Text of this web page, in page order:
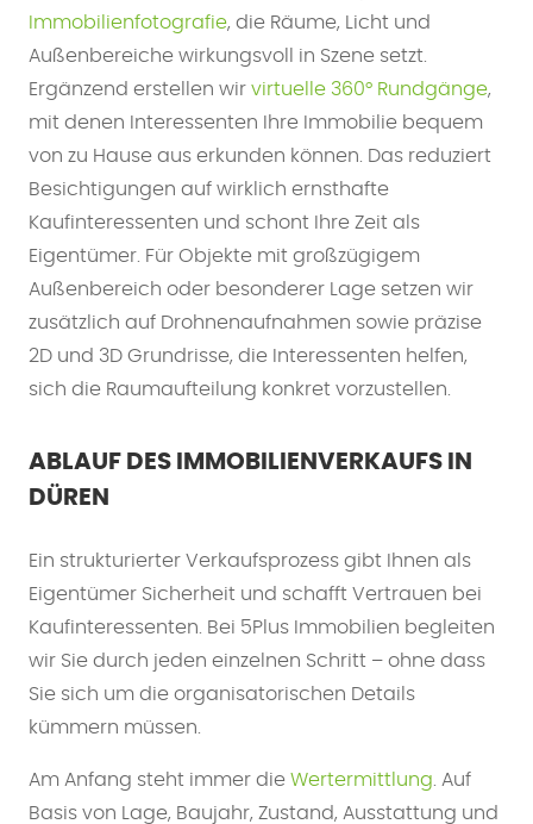
Immobilienfotografie, die Räume, Licht und
Außenbereiche wirkungsvoll in Szene setzt.
Ergänzend erstellen wir virtuelle 360° Rundgänge,
mit denen Interessenten Ihre Immobilie bequem
von zu Hause aus erkunden können. Das reduziert
Besichtigungen auf wirklich ernsthafte
Kaufinteressenten und schont Ihre Zeit als
Eigentümer. Für Objekte mit großzügigem
Außenbereich oder besonderer Lage setzen wir
zusätzlich auf Drohnenaufnahmen sowie präzise
2D und 3D Grundrisse, die Interessenten helfen,
sich die Raumaufteilung konkret vorzustellen.
ABLAUF DES IMMOBILIENVERKAUFS IN
DÜREN
Ein strukturierter Verkaufsprozess gibt Ihnen als
Eigentümer Sicherheit und schafft Vertrauen bei
Kaufinteressenten. Bei 5Plus Immobilien begleiten
wir Sie durch jeden einzelnen Schritt – ohne dass
Sie sich um die organisatorischen Details
kümmern müssen.
Am Anfang steht immer die Wertermittlung . Auf
Basis von Lage, Baujahr, Zustand, Ausstattung und